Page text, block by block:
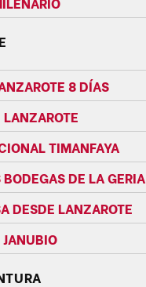
8 DÍAS
TIMANFAYA
DE LA GERIA
DESDE LANZAROTE